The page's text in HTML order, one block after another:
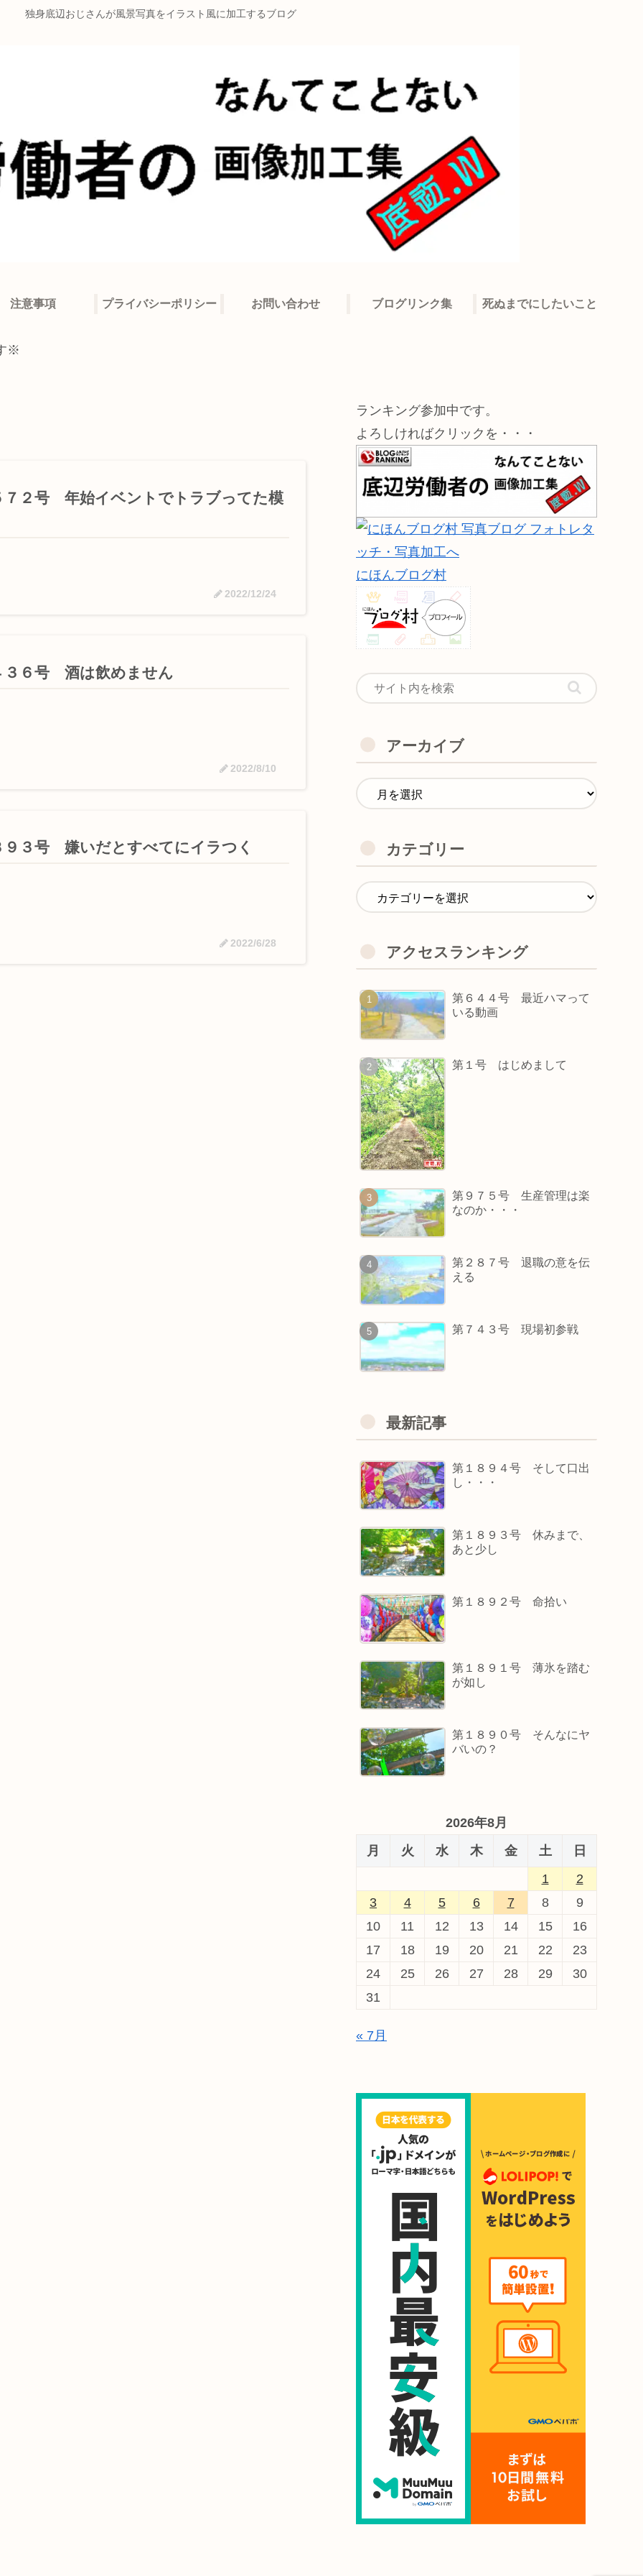
独身底辺おじさんが風景写真をイラスト風に加工するブログ
注意事項 プライバシーポリシー お問い合わせ ブログリンク集 死ぬまでにしたいこと
※
７２号 年始イベントでトラブってた模
2022/12/24
３６号 酒は飲めません
2022/8/10
９３号 嫌いだとすべてにイラつく
2022/6/28
ランキング参加中です。
よろしければクリックを・・・
にほんブログ村
アーカイブ
カテゴリー
アクセスランキング
第６４４号 最近ハマって
いる動画
第１号 はじめまして
第９７５号 生産管理は楽
なのか・・・
第２８７号 退職の意を伝
える
第７４３号 現場初参戦
最新記事
第１８９４号 そして口出
し・・・
第１８９３号 休みまで、
あと少し
第１８９２号 命拾い
第１８９１号 薄氷を踏む
が如し
第１８９０号 そんなにヤ
バいの？
2026年8月
月
火 水 木 金 土
日
1
2
3
4 5 6 7 8
9
10
11 12 13 14 15
16
17
18 19 20 21 22
23
24
25 26 27 28 29
30
31
« 7月